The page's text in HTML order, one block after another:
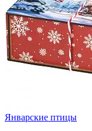
Январские птицы